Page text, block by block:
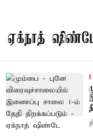
ஏக்நாத்